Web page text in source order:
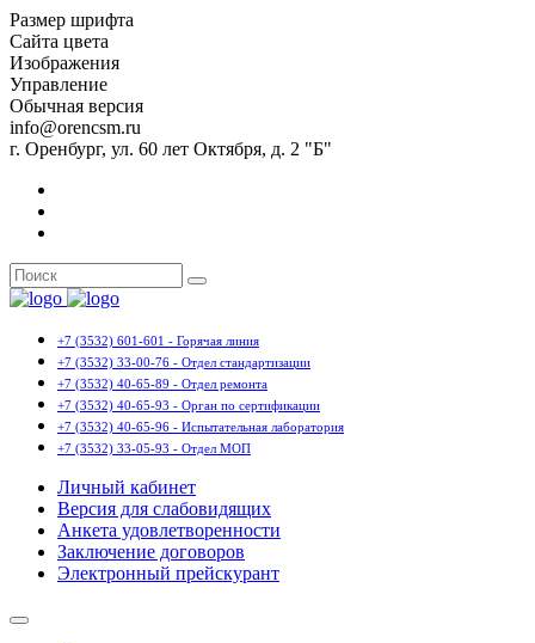
Размер шрифта
Сайта цвета
Изображения
Управление
Обычная версия
info@orencsm.ru
г. Оренбург, ул. 60 лет Октября, д. 2 "Б"
+7 (3532) 601-601 - Горячая линия
+7 (3532) 33-00-76 - Отдел стандартизации
+7 (3532) 40-65-89 - Отдел ремонта
+7 (3532) 40-65-93 - Орган по сертификации
+7 (3532) 40-65-96 - Испытательная лаборатория
+7 (3532) 33-05-93 - Отдел МОП
Личный кабинет
Версия для слабовидящих
Анкета удовлетворенности
Заключение договоров
Электронный прейскурант